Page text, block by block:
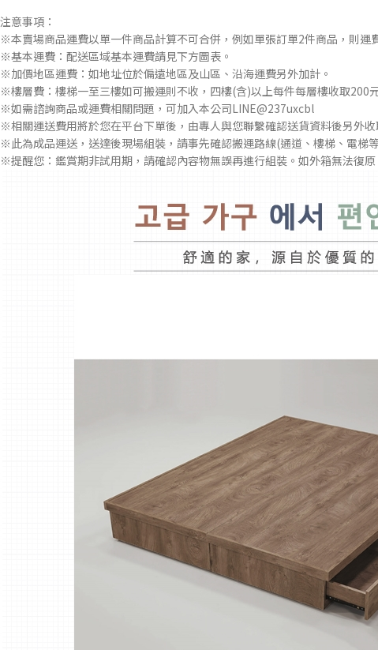
注意事項：
※本賣場商品運費以單一件商品計算不可合併，例如單張訂單2件商品，則運
※基本運費：配送區域基本運費請見下方圖表。
※加價地區運費：如地址位於偏遠地區及山區、沿海運費另外加計。
※樓層費：樓梯一至三樓如可搬運則不收，四樓(含)以上每件每層樓收取200
※如需諮詢商品或運費相關問題，可加入本公司LINE@237uxcbl
※相關運送費用將於您在平台下單後，由專人與您聯繫確認送貨資料後另外收
※此為成品運送，送達後現場組裝，請事先確認搬運路線(通道、樓梯、電梯
※提醒您：鑑賞期非試用期，請確認內容物無誤再進行組裝。如外箱無法復